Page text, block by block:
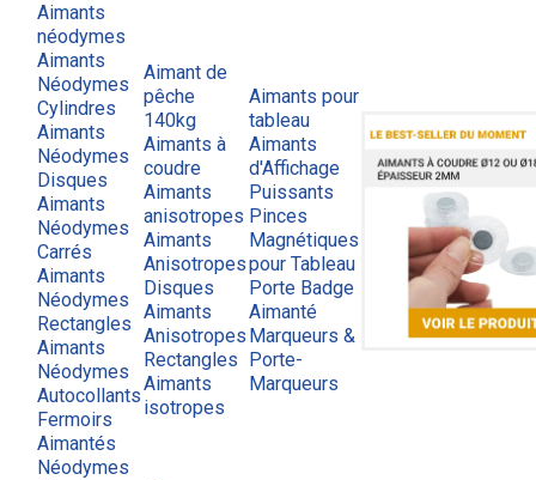
Aimants
néodymes
Aimants
Néodymes
Cylindres
Aimants
Néodymes
Disques
Aimants
Néodymes
Carrés
Aimants
Néodymes
Rectangles
Aimants
Néodymes
Autocollants
Fermoirs
Aimantés
Néodymes
Aimant de
pêche
140kg
Aimants à
coudre
Aimants
anisotropes
Aimants
Anisotropes
Disques
Aimants
Anisotropes
Rectangles
Aimants
isotropes
Aimants pour
tableau
Aimants
d'Affichage
Puissants
Pinces
Magnétiques
pour Tableau
Porte Badge
Aimanté
Marqueurs &
Porte-
Marqueurs